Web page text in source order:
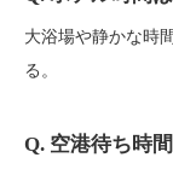
大浴場や静かな時
る。
Q. 空港待ち時